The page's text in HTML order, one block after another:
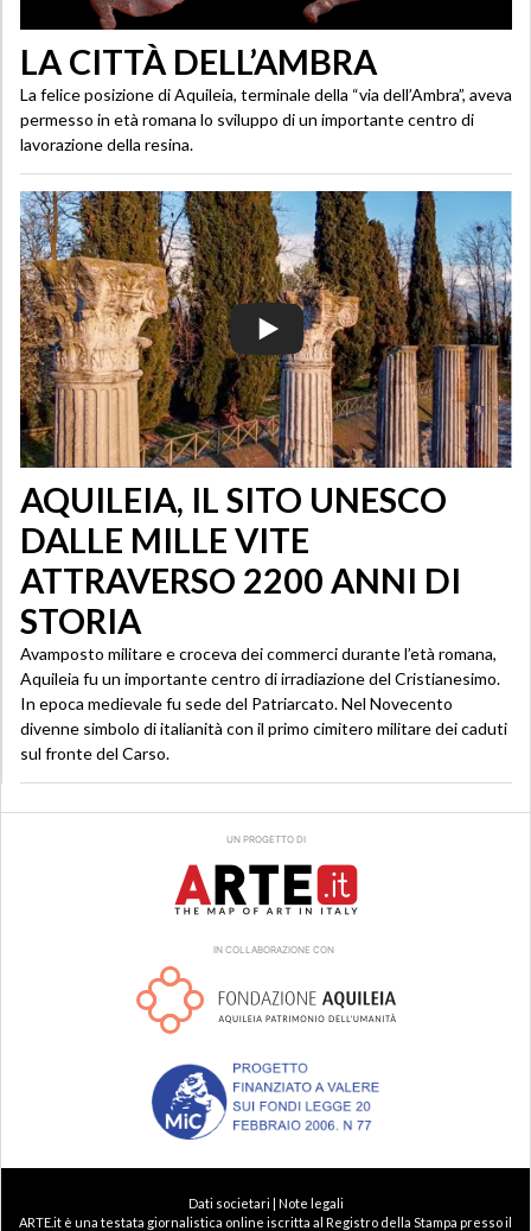
LA CITTÀ DELL’AMBRA
La felice posizione di Aquileia, terminale della “via dell’Ambra”, aveva
permesso in età romana lo sviluppo di un importante centro di
lavorazione della resina.
AQUILEIA, IL SITO UNESCO
DALLE MILLE VITE
ATTRAVERSO 2200 ANNI DI
STORIA
Avamposto militare e croceva dei commerci durante l’età romana,
Aquileia fu un importante centro di irradiazione del Cristianesimo.
In epoca medievale fu sede del Patriarcato. Nel Novecento
divenne simbolo di italianità con il primo cimitero militare dei caduti
sul fronte del Carso.
UN PROGETTO DI
IN COLLABORAZIONE CON
Dati societari | Note legali
ARTE.it è una testata giornalistica online iscritta al Registro della Stampa presso il